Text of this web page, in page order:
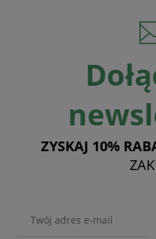
ZYSKAJ 10%